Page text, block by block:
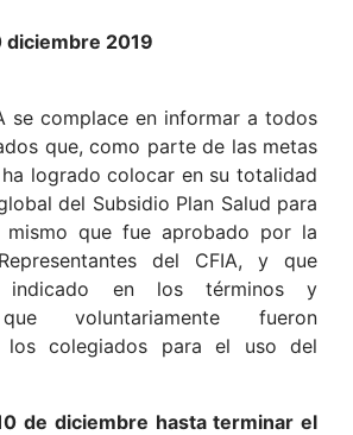
diciembre 2019
se complace en informar a todos
que, como parte de las metas
logrado colocar en su totalidad
del Subsidio Plan Salud para
mismo que fue aprobado por la
del CFIA, y que
indicado en los términos y
voluntariamente fueron
los colegiados para el uso del
de diciembre hasta terminar el